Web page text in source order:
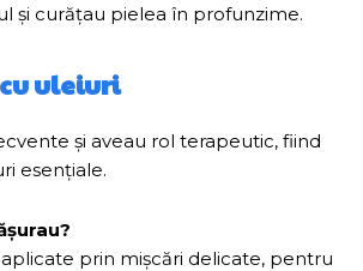
și curățau pielea în profunzime.
uleiuri
și aveau rol terapeutic, fiind
esențiale.
prin mișcări delicate, pentru